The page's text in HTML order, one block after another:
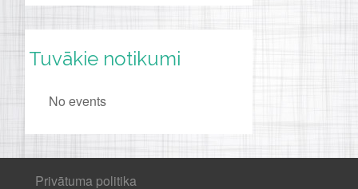
Tuvākie notikumi
No events
Privātuma politika